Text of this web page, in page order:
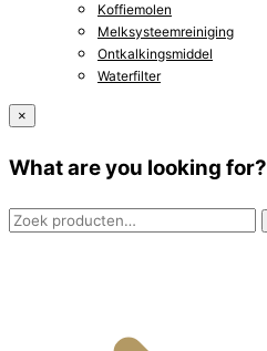
Koffiemolen
Melksysteemreiniging
Ontkalkingsmiddel
Waterfilter
×
What are you looking for?
Zoeken
naar: